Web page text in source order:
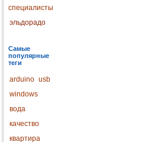
специалисты
эльдорадо
Самые
популярные
теги
arduino usb
windows
вода
качество
квартира